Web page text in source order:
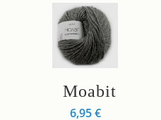
Varianten
auf.
Die
Optionen
können
Produkt
weist
Moabit
6,95€